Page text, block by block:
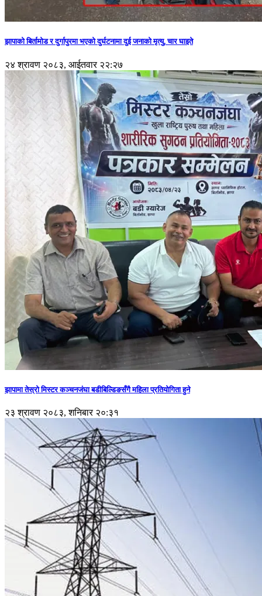
झापाको बिर्तामोड र दुर्गापुरमा भएको दुर्घटनामा दुई जनाको मृत्यु, चार घाइते
२४ श्रावण २०८३, आईतवार २२:२७
झापामा तेस्रो मिस्टर कञ्चनजंघा बडीबिल्डिङसँगै महिला प्रतियोगिता हुने
२३ श्रावण २०८३, शनिबार २०:३१